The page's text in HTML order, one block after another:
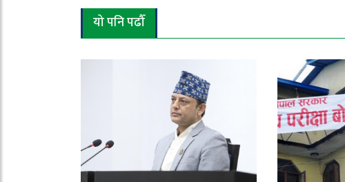
यो पनि पढौँ